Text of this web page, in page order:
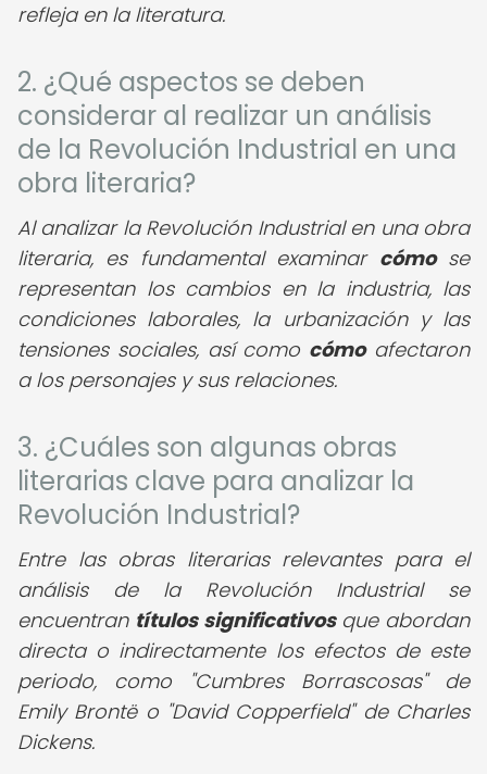
refleja en la literatura.
2. ¿Qué aspectos se deben
considerar al realizar un análisis
de la Revolución Industrial en una
obra literaria?
Al analizar la Revolución Industrial en una obra
literaria, es fundamental examinar cómose
representan los cambios en la industria, las
condiciones laborales, la urbanización y las
tensiones sociales, así como cómoafectaron
a los personajes y sus relaciones.
3. ¿Cuáles son algunas obras
literarias clave para analizar la
Revolución Industrial?
Entre las obras literarias relevantes para el
análisis de la Revolución Industrial se
encuentran títulos significativosque abordan
directa o indirectamente los efectos de este
periodo, como "Cumbres Borrascosas" de
Emily Brontë o "David Copperfield" de Charles
Dickens.